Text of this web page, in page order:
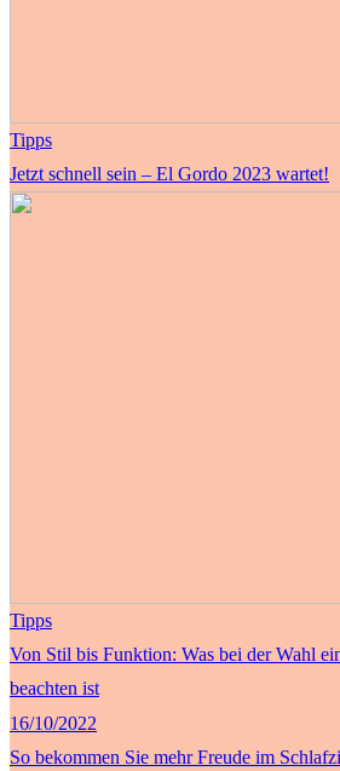
Tipps
Jetzt schnell sein – El Gordo 2023 wartet!
Tipps
Von Stil bis Funktion: Was bei der Wahl
beachten ist
16/10/2022
So bekommen Sie mehr Freude im